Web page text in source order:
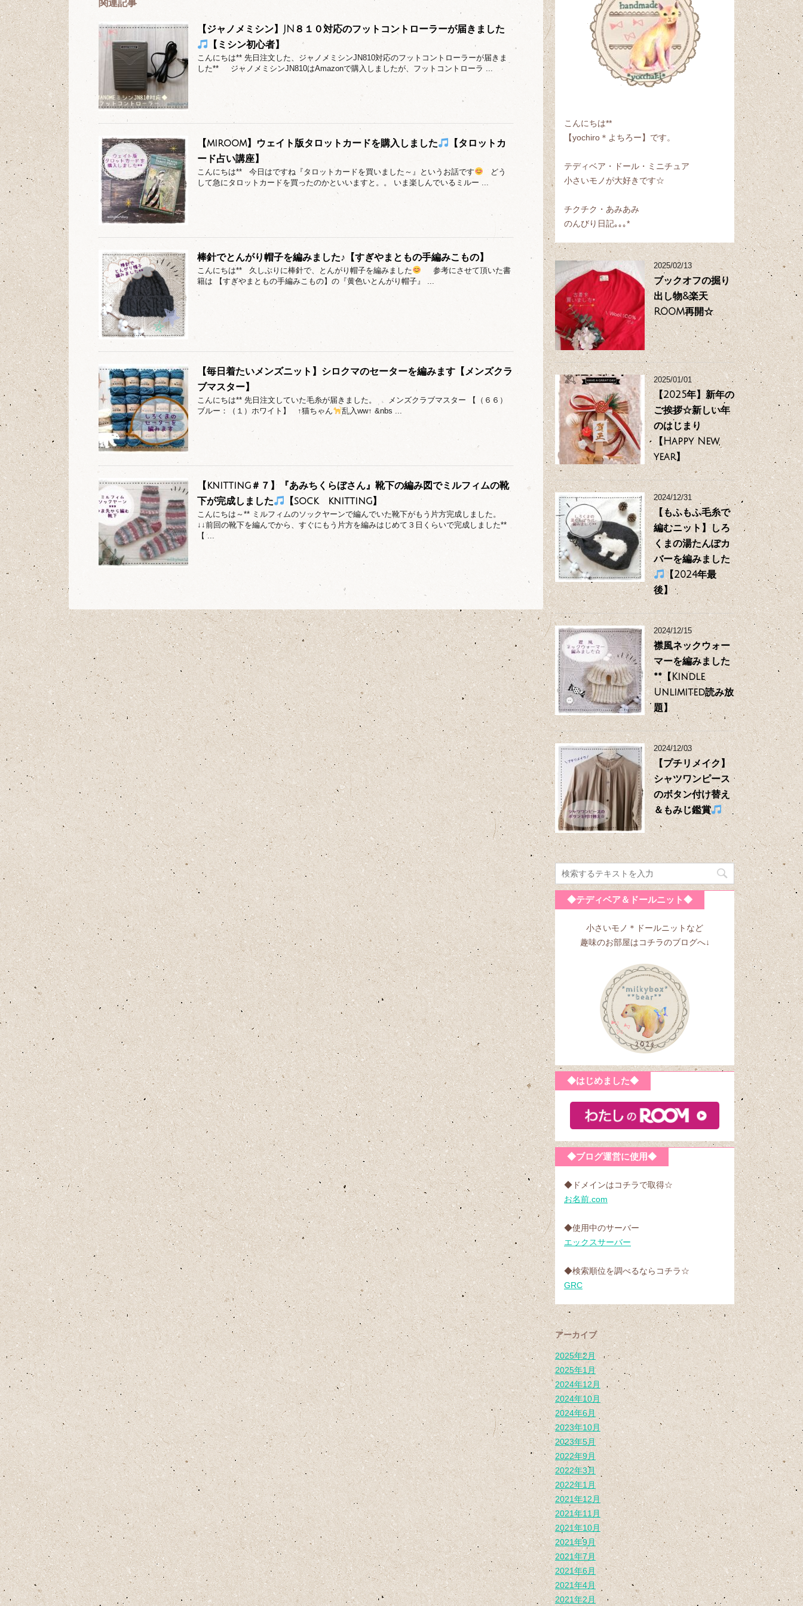
関連記事
【ジャノメミシン】JN８１０対応のフットコントローラーが届きました
【ミシン初心者】
こんにちは** 先日注文した、ジャノメミシンJN810対応のフットコントローラーが届きま
した** ジャノメミシンJN810はAmazonで購入しましたが、フットコントローラ ...
【miroom】ウェイト版タロットカードを購入しました
【タロットカ
ード占い講座】
こんにちは** 今日はですね『タロットカードを買いました～』というお話です
どう
して急にタロットカードを買ったのかといいますと。。 いま楽しんでいるミルー ...
棒針でとんがり帽子を編みました♪【すぎやまともの手編みこもの】
こんにちは** 久しぶりに棒針で、とんがり帽子を編みました
参考にさせて頂いた書
籍は 【すぎやまともの手編みこもの】の『黄色いとんがり帽子』 ...
【毎日着たいメンズニット】シロクマのセーターを編みます【メンズクラ
ブマスター】
こんにちは** 先日注文していた毛糸が届きました。 メンズクラブマスター 【（６６）
ブルー：（１）ホワイト】 ↑猫ちゃん
乱入ww↑ &nbs ...
【knitting＃７】『あみちくらぼさん』靴下の編み図でミルフィムの靴
下が完成しました
【sock knitting】
こんにちは～** ミルフィムのソックヤーンで編んでいた靴下がもう片方完成しました。
↓↓前回の靴下を編んでから、すぐにもう片方を編みはじめて３日くらいで完成しました**
【 ...
こんにちは**
【yochiro＊よちろー】です。
テディベア・ドール・ミニチュア
小さいモノが大好きです☆
チクチク・あみあみ
のんびり日記｡｡｡*
2025/02/13
ブックオフの掘り
出し物&楽天
ROOM再開☆
2025/01/01
【2025年】新年の
ご挨拶☆新しい年
のはじまり
【Happy New
year】
2024/12/31
【もふもふ毛糸で
編むニット】しろ
くまの湯たんぽカ
バーを編みました
【2024年最
後】
2024/12/15
襟風ネックウォー
マーを編みました
**【Kindle
Unlimited読み放
題】
2024/12/03
【プチリメイク】
シャツワンピース
のボタン付け替え
＆もみじ鑑賞
◆テディベア＆ドールニット◆
小さいモノ＊ドールニットなど
趣味のお部屋はコチラのブログへ↓
◆はじめました◆
◆ブログ運営に使用◆
◆ドメインはコチラで取得☆
お名前.com
◆使用中のサーバー
エックスサーバー
◆検索順位を調べるならコチラ☆
GRC
アーカイブ
2025年2月
2025年1月
2024年12月
2024年10月
2024年6月
2023年10月
2023年5月
2022年9月
2022年3月
2022年1月
2021年12月
2021年11月
2021年10月
2021年9月
2021年7月
2021年6月
2021年4月
2021年2月